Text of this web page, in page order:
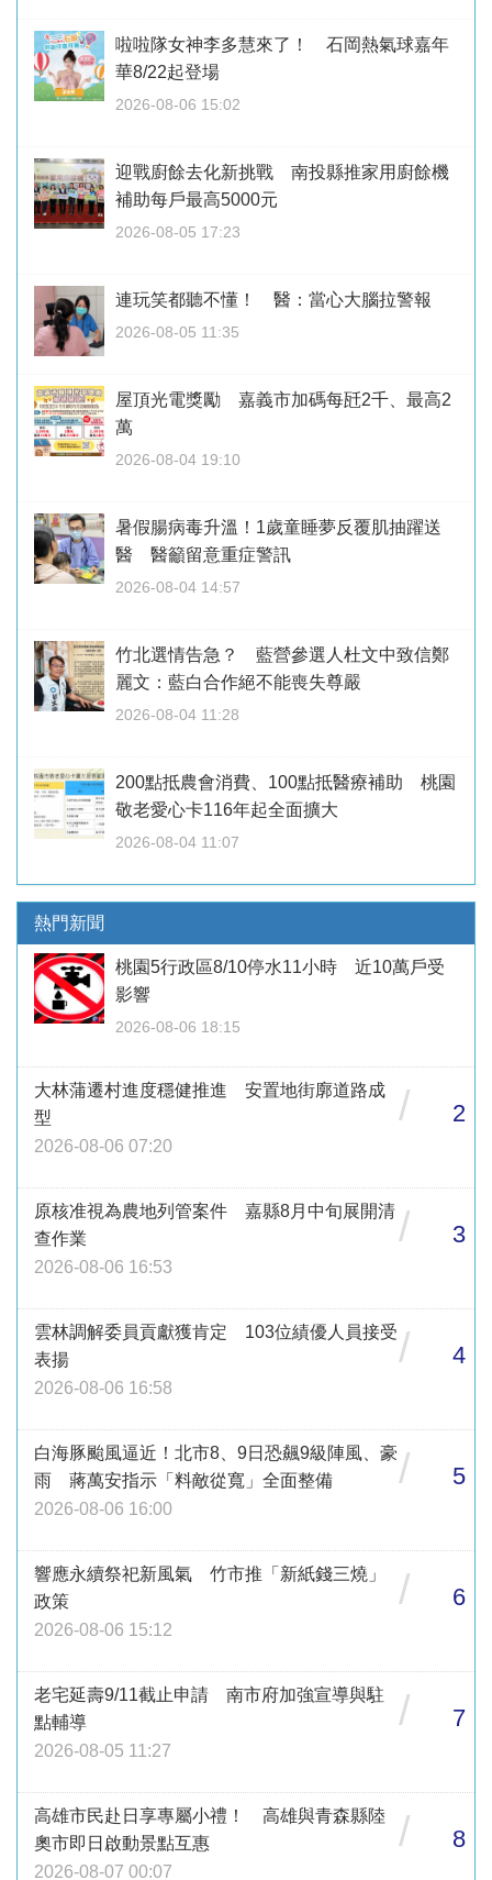
啦啦隊女神李多慧來了！ 石岡熱氣球嘉年
華8/22起登場
2026-08-06 15:02
迎戰廚餘去化新挑戰 南投縣推家用廚餘機
補助每戶最高5000元
2026-08-05 17:23
連玩笑都聽不懂！ 醫：當心大腦拉警報
2026-08-05 11:35
屋頂光電獎勵 嘉義市加碼每瓩2千、最高2
萬
2026-08-04 19:10
暑假腸病毒升溫！1歲童睡夢反覆肌抽躍送
醫 醫籲留意重症警訊
2026-08-04 14:57
竹北選情告急？ 藍營參選人杜文中致信鄭
麗文：藍白合作絕不能喪失尊嚴
2026-08-04 11:28
200點抵農會消費、100點抵醫療補助 桃園
敬老愛心卡116年起全面擴大
2026-08-04 11:07
熱門新聞
桃園5行政區8/10停水11小時 近10萬戶受
影響
2026-08-06 18:15
大林蒲遷村進度穩健推進 安置地街廓道路成
型
2026-08-06 07:20
/ 2
原核准視為農地列管案件 嘉縣8月中旬展開清
查作業
2026-08-06 16:53
/ 3
雲林調解委員貢獻獲肯定 103位績優人員接受
表揚
2026-08-06 16:58
/ 4
白海豚颱風逼近！北市8、9日恐飆9級陣風、豪
雨 蔣萬安指示「料敵從寬」全面整備
2026-08-06 16:00
/ 5
響應永續祭祀新風氣 竹市推「新紙錢三燒」
政策
2026-08-06 15:12
/ 6
老宅延壽9/11截止申請 南市府加強宣導與駐
點輔導
2026-08-05 11:27
/ 7
高雄市民赴日享專屬小禮！ 高雄與青森縣陸
奧市即日啟動景點互惠
2026-08-07 00:07
/ 8